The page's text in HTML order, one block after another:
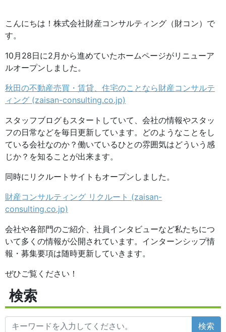
こんにちは！株式会社財産コンサルティング（財コン）で
す。
10月28日に2月から進めていたホームページがリニューア
ルオープンしました。
秋田の不動産売買・賃貸、住宅のことなら財産コンサルテ
ィング (zaisan-consulting.co.jp)
スタッフブログもスタートしていて、会社の情報やスタッ
フの日常などを毎日更新しています。どのようなことをし
ている会社なのか？働いているひとの雰囲気はどういう感
じか？を知ることが出来ます。
同時にリクルートサイトもオープンしました。
財産コンサルティング リクルート (zaisan-
consulting.co.jp)
会社や各部門のご紹介、社員インタビューなど私たちにつ
いて多くの情報が公開されています。インターンシップ情
報・募集要項は随時更新していきます。
ぜひご覧ください！
検索
検索